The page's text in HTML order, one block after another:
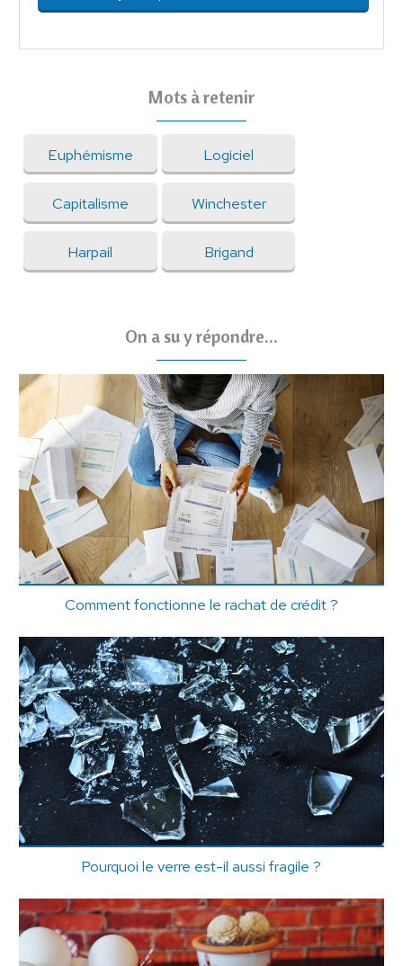
Mots à retenir
Euphémisme Logiciel
Capitalisme Winchester
Harpail Brigand
On a su y répondre...
Comment fonctionne le rachat de crédit ?
Pourquoi le verre est-il aussi fragile ?